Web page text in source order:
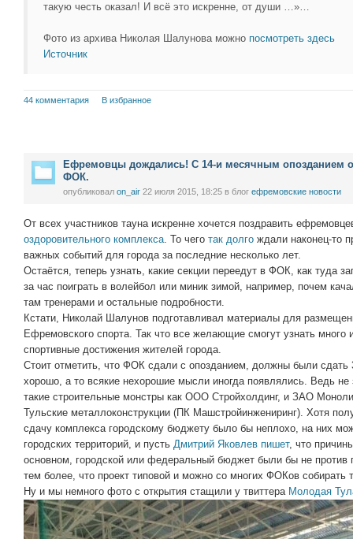
такую честь оказал! И всё это искренне, от души …»…
Фото из архива Николая Шалунова можно посмотреть здесь
Источник
44 комментария В избранное
Ефремовцы дождались! С 14-и месячным опозданием
ФОК.
опубликовал on_air 22 июля 2015, 18:25 в блог ефремовские новости
От всех участников тауна искренне хочется поздравить
оздоровительного комплекса. То чего так долго ждали наконец-то
важных событий для города за последние несколько лет.
Остаётся, теперь узнать, какие секции переедут в ФОК, как туда
за час поиграть в волейбол или миник зимой, например, почем
там тренерами и остальные подробности.
Кстати, Николай Шалунов подготавливал материалы для
Ефремовского спорта. Так что все желающие смогут узнать много
спортивные достижения жителей города.
Стоит отметить, что ФОК сдали с опозданием, должны были
хорошо, а то всякие нехорошие мысли иногда появлялись. Ведь не
такие строительные монстры как ООО Стройхолдинг, и ЗАО
Тульские металлоконструкции (ПК Машстройинжениринг). Хотя
сдачу комплекса городскому бюджету было бы неплохо, на них
городских территорий, и пусть Дмитрий Яковлев пишет, что
основном, городской или федеральный бюджет были бы не
тем более, что проект типовой и можно со многих ФОКов собирать
Ну и мы немного фото с открытия стащили у твиттера Молодая